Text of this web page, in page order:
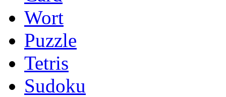
Wort
Puzzle
Tetris
Sudoku